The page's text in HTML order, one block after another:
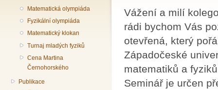
Matematická olympiáda
Fyzikální olympiáda
Matematický klokan
Turnaj mladých fyziků
Cena Martina
Černohorského
Publikace
Vážení a milí
rádi bychom Vás
otevřená, který
Západočeské
matematiků a
Seminář je určen